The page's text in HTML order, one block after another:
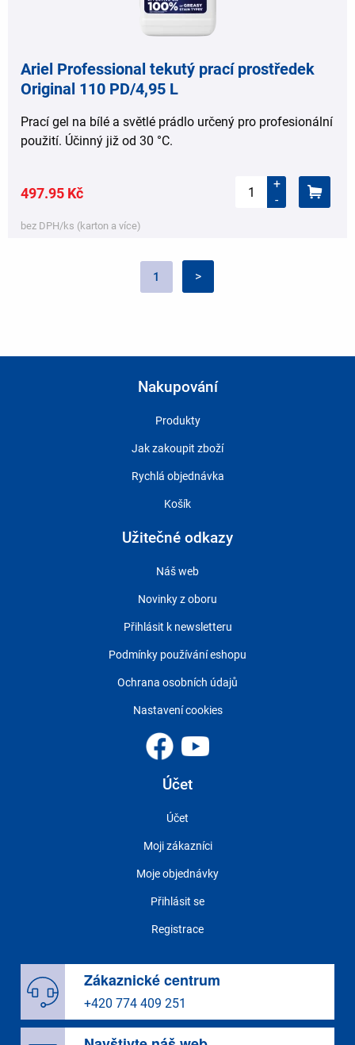
Ariel Professional tekutý prací prostředek
Original 110 PD/4,95 L
Prací gel na bílé a světlé prádlo určený pro profesionální
použití. Účinný již od 30 °C.
497.95 Kč
+
-
bez DPH/ks (karton a více)
Aktuální
stránka
1
Následující
stránka
>
Nakupování
Produkty
Jak zakoupit zboží
Rychlá objednávka
Košík
Užitečné odkazy
Náš web
Novinky z oboru
Přihlásit k newsletteru
Podmínky používání eshopu
Ochrana osobních údajů
Nastavení cookies
Účet
Účet
Moji zákazníci
Moje objednávky
Přihlásit se
Registrace
Zákaznické centrum
+420 774 409 251